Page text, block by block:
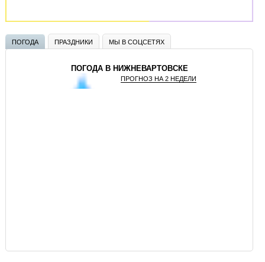
ПОГОДА ПРАЗДНИКИ МЫ В СОЦСЕТЯХ
ПОГОДА В НИЖНЕВАРТОВСКЕ
ПРОГНОЗ НА 2 НЕДЕЛИ